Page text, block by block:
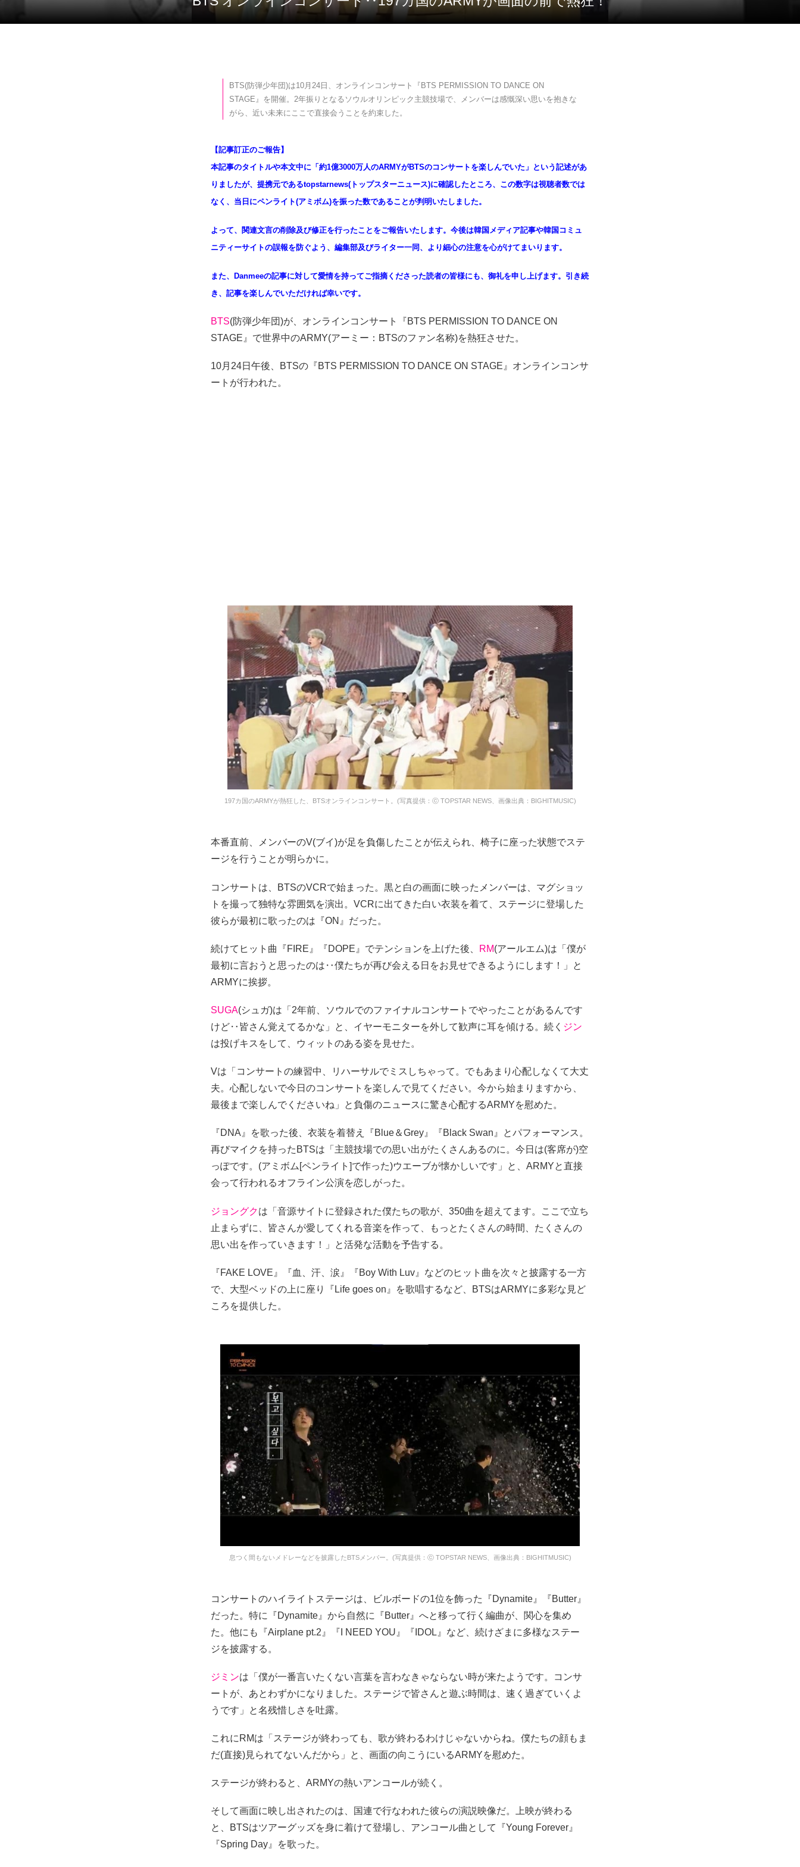
BTS(防弾少年団)は10月24日、オンラインコンサート『BTS PERMISSION TO DANCE ON
STAGE』を開催。2年振りとなるソウルオリンピック主競技場で、メンバーは感慨深い思いを抱きな
がら、近い未来にここで直接会うことを約束した。
【記事訂正のご報告】
本記事のタイトルや本文中に「約1億3000万人のARMYがBTSのコンサートを楽しんでいた」という記述があ
りましたが、提携元であるtopstarnews(トップスターニュース)に確認したところ、この数字は視聴者数では
なく、当日にペンライト(アミボム)を振った数であることが判明いたしました。
よって、関連文言の削除及び修正を行ったことをご報告いたします。今後は韓国メディア記事や韓国コミュ
ニティーサイトの誤報を防ぐよう、編集部及びライター一同、より細心の注意を心がけてまいります。
また、Danmeeの記事に対して愛情を持ってご指摘くださった読者の皆様にも、御礼を申し上げます。引き続
き、記事を楽しんでいただければ幸いです。
BTS(防弾少年団)が、オンラインコンサート『BTS PERMISSION TO DANCE ON
STAGE』で世界中のARMY(アーミー：BTSのファン名称)を熱狂させた。
10月24日午後、BTSの『BTS PERMISSION TO DANCE ON STAGE』オンラインコンサ
ートが行われた。
197カ国のARMYが熱狂した、BTSオンラインコンサート。(写真提供：ⓒ TOPSTAR NEWS、画像出典：BIGHITMUSIC)
本番直前、メンバーのV(ブイ)が足を負傷したことが伝えられ、椅子に座った状態でステ
ージを行うことが明らかに。
コンサートは、BTSのVCRで始まった。黒と白の画面に映ったメンバーは、マグショッ
トを撮って独特な雰囲気を演出。VCRに出てきた白い衣装を着て、ステージに登場した
彼らが最初に歌ったのは『ON』だった。
続けてヒット曲『FIRE』『DOPE』でテンションを上げた後、 RM(アールエム)は「僕が
最初に言おうと思ったのは‥僕たちが再び会える日をお見せできるようにします！」と
ARMYに挨拶。
SUGA(シュガ)は「2年前、ソウルでのファイナルコンサートでやったことがあるんです
けど‥皆さん覚えてるかな」と、イヤーモニターを外して歓声に耳を傾ける。続く ジン
は投げキスをして、ウィットのある姿を見せた。
Vは「コンサートの練習中、リハーサルでミスしちゃって。でもあまり心配しなくて大丈
夫。心配しないで今日のコンサートを楽しんで見てください。今から始まりますから、
最後まで楽しんでくださいね」と負傷のニュースに驚き心配するARMYを慰めた。
『DNA』を歌った後、衣装を着替え『Blue＆Grey』『Black Swan』とパフォーマンス。
再びマイクを持ったBTSは「主競技場での思い出がたくさんあるのに。今日は(客席が)空
っぽです。(アミボム[ペンライト]で作った)ウエーブが懐かしいです」と、ARMYと直接
会って行われるオフライン公演を恋しがった。
ジョングクは「音源サイトに登録された僕たちの歌が、350曲を超えてます。ここで立ち
止まらずに、皆さんが愛してくれる音楽を作って、もっとたくさんの時間、たくさんの
思い出を作っていきます！」と活発な活動を予告する。
『FAKE LOVE』『血、汗、涙』『Boy With Luv』などのヒット曲を次々と披露する一方
で、大型ベッドの上に座り『Life goes on』を歌唱するなど、BTSはARMYに多彩な見ど
ころを提供した。
息つく間もないメドレーなどを披露したBTSメンバー。(写真提供：ⓒ TOPSTAR NEWS、画像出典：BIGHITMUSIC)
コンサートのハイライトステージは、ビルボードの1位を飾った『Dynamite』『Butter』
だった。特に『Dynamite』から自然に『Butter』へと移って行く編曲が、関心を集め
た。他にも『Airplane pt.2』『I NEED YOU』『IDOL』など、続けざまに多様なステー
ジを披露する。
ジミンは「僕が一番言いたくない言葉を言わなきゃならない時が来たようです。コンサ
ートが、あとわずかになりました。ステージで皆さんと遊ぶ時間は、速く過ぎていくよ
うです」と名残惜しさを吐露。
これにRMは「ステージが終わっても、歌が終わるわけじゃないからね。僕たちの顔もま
だ(直接)見られてないんだから」と、画面の向こうにいるARMYを慰めた。
ステージが終わると、ARMYの熱いアンコールが続く。
そして画面に映し出されたのは、国連で行なわれた彼らの演説映像だ。上映が終わる
と、BTSはツアーグッズを身に着けて登場し、アンコール曲として『Young Forever』
『Spring Day』を歌った。